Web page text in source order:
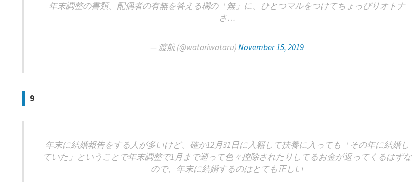
年末調整の書類、配偶者の有無を答える欄の「無」に、ひとつマルをつけてちょっぴりオトナ
さ…
— 渡航 (@watariwataru)November 15, 2019
9
年末に結婚報告をする人が多いけど、確か12月31日に入籍して扶養に入っても「その年に結婚し
ていた」ということで年末調整で1月まで遡って色々控除されたりしてるお金が返ってくるはずな
ので、年末に結婚するのはとても正しい